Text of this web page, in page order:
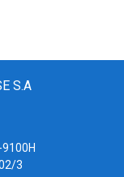
S.A
3